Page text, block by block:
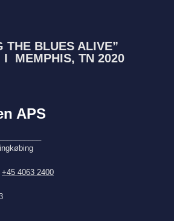
THE BLUES ALIVE”
I MEMPHIS, TN 2020
APS
+45 4063 2400